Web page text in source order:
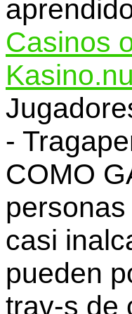
Casinos
Kasino.nu
-
COMO
casi
pueden
trav-s de